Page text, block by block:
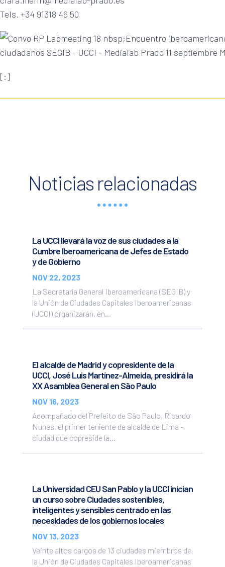
Tels. +34 91318 46 50
[:]
Noticias relacionadas
La UCCI llevará la voz de sus ciudades a la
Cumbre Iberoamericana de Jefes de Estado
y de Gobierno
NOV 22, 2023
La Secretaría General Iberoamericana (SEGIB) y
la Unión de Ciudades Capitales Iberoamericanas
(UCCI) organizarán, en...
El alcalde de Madrid y copresidente de la
UCCI, José Luis Martínez-Almeida, presidirá la
XX Asamblea General en São Paulo
NOV 16, 2023
Acompañado del Prefeito de São Paulo, Ricardo
Nunes, el primer teniente de alcalde de Lima -
ciudad que copreside la...
La Universidad CEU San Pablo y la UCCI inician
un curso sobre Ciudades sostenibles,
inteligentes y sensibles centrado en las
necesidades de los gobiernos locales
NOV 13, 2023
Veinte altos cargos de 13 ciudades miembros de
la Unión de Ciudades Capitales Iberoamericanas